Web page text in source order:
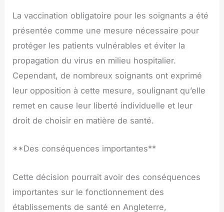
La vaccination obligatoire pour les soignants a été
présentée comme une mesure nécessaire pour
protéger les patients vulnérables et éviter la
propagation du virus en milieu hospitalier.
Cependant, de nombreux soignants ont exprimé
leur opposition à cette mesure, soulignant qu’elle
remet en cause leur liberté individuelle et leur
droit de choisir en matière de santé.
**Des conséquences importantes**
Cette décision pourrait avoir des conséquences
importantes sur le fonctionnement des
établissements de santé en Angleterre,